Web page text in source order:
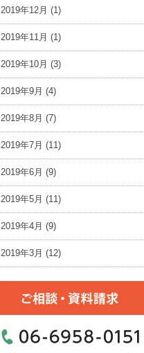
2019年12月 (1)
2019年11月 (1)
2019年10月 (3)
2019年9月 (4)
2019年8月 (7)
2019年7月 (11)
2019年6月 (9)
2019年5月 (11)
2019年4月 (9)
2019年3月 (12)